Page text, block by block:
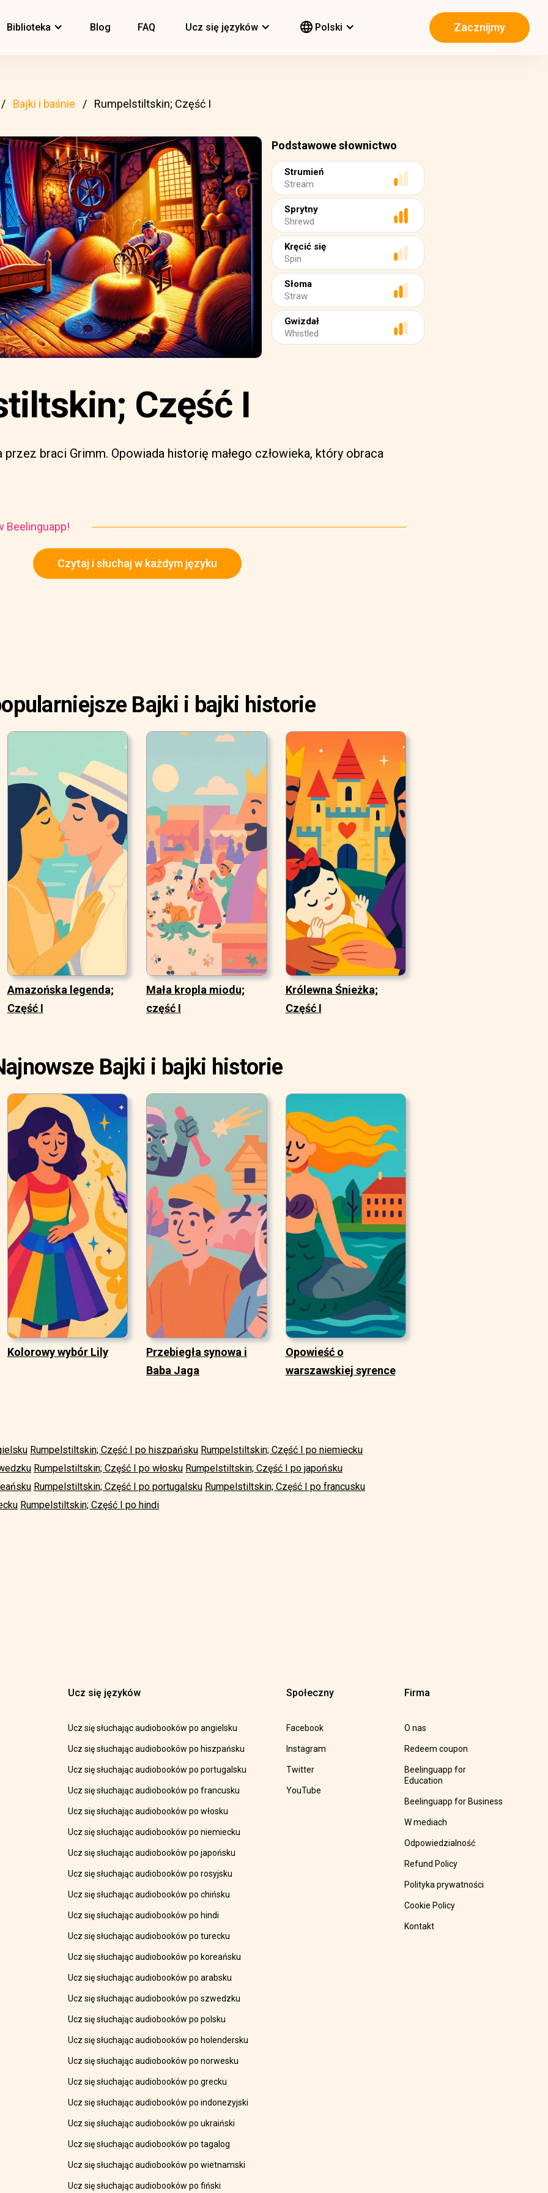
Biblioteka Blog FAQ Ucz się języków Polski Zacznijmy
Bajki i baśnie Rumpelstiltskin; Część I
Podstawowe słownictwo
Strumień
Stream
Sprytny
Shrewd
Kręcić się
Spin
Słoma
Straw
Gwizdał
Whistled
Część I
braci Grimm. Opowiada historię małego człowieka, który obraca
Beelinguapp!
Czytaj i słuchaj w każdym języku
Bajki i bajki historie
Amazońska legenda;
Część I
Mała kropla miodu;
część I
Królewna Śnieżka;
Część I
Bajki i bajki historie
Kolorowy wybór Lily
Przebiegła synowa i
Baba Jaga
Opowieść o
warszawskiej syrence
Rumpelstiltskin; Część I po hiszpańsku Rumpelstiltskin; Część I po niemiecku
Rumpelstiltskin; Część I po włosku Rumpelstiltskin; Część I po japońsku
Rumpelstiltskin; Część I po portugalsku Rumpelstiltskin; Część I po francusku
Rumpelstiltskin; Część I po hindi
Ucz się języków
Ucz się słuchając audiobooków po angielsku
Ucz się słuchając audiobooków po hiszpańsku
Ucz się słuchając audiobooków po portugalsku
Ucz się słuchając audiobooków po francusku
Ucz się słuchając audiobooków po włosku
Ucz się słuchając audiobooków po niemiecku
Ucz się słuchając audiobooków po japońsku
Ucz się słuchając audiobooków po rosyjsku
Ucz się słuchając audiobooków po chińsku
Ucz się słuchając audiobooków po hindi
Ucz się słuchając audiobooków po turecku
Ucz się słuchając audiobooków po koreańsku
Ucz się słuchając audiobooków po arabsku
Ucz się słuchając audiobooków po szwedzku
Ucz się słuchając audiobooków po polsku
Ucz się słuchając audiobooków po holendersku
Ucz się słuchając audiobooków po norwesku
Ucz się słuchając audiobooków po grecku
Ucz się słuchając audiobooków po indonezyjski
Ucz się słuchając audiobooków po ukraiński
Ucz się słuchając audiobooków po tagalog
Ucz się słuchając audiobooków po wietnamski
Ucz się słuchając audiobooków po fiński
Społeczny
Facebook
Instagram
Twitter
YouTube
Firma
O nas
Redeem coupon
Beelinguapp for
Education
Beelinguapp for Business
W mediach
Odpowiedzialność
Refund Policy
Polityka prywatności
Cookie Policy
Kontakt